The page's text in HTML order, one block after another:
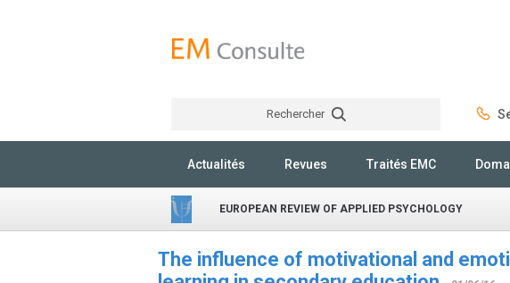
Rechercher
Actualités Revues Traités EMC
EUROPEAN REVIEW OF APPLIED PSYCHOLOGY
The influence of motivational and